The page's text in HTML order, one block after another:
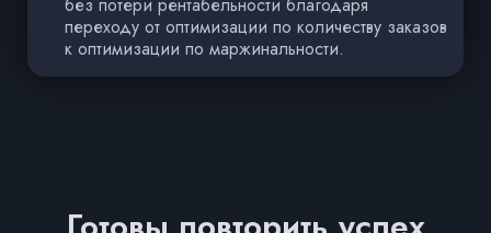
переходу от оптимизации по количеству заказов
к оптимизации по маржинальности.